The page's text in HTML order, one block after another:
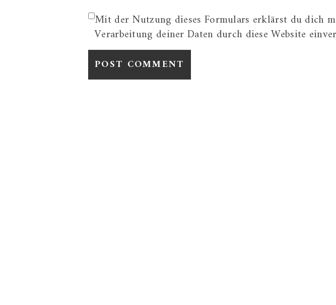
Mit der Nutzung dieses Formulars erklärst du dich
Verarbeitung deiner Daten durch diese Website